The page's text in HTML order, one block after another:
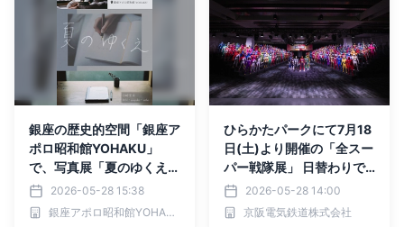
銀座の歴史的空間「銀座ア
ポロ昭和館YOHAKU」
で、写真展「夏のゆくえ」
開催2026-05-28 15:38
銀座アポロ昭和館YOHAKU
ひらかたパークにて7月18
日(土)より開催の「全スー
パー戦隊展」 日替わりで
登場する戦隊ヒーローとグ
リーティングが楽しめる
「スーパー戦隊Dream Gr
2026-05-28 14:00
京阪電気鉄道株式会社